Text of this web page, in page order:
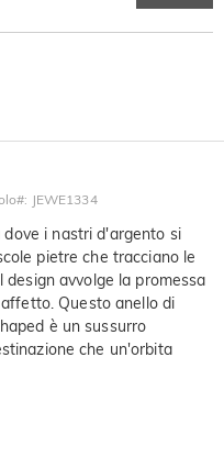
: JEWE1334
i nastri d'argento si
pietre che tracciano le
avvolge la promessa
Questo anello di
è un sussurro
che un'orbita